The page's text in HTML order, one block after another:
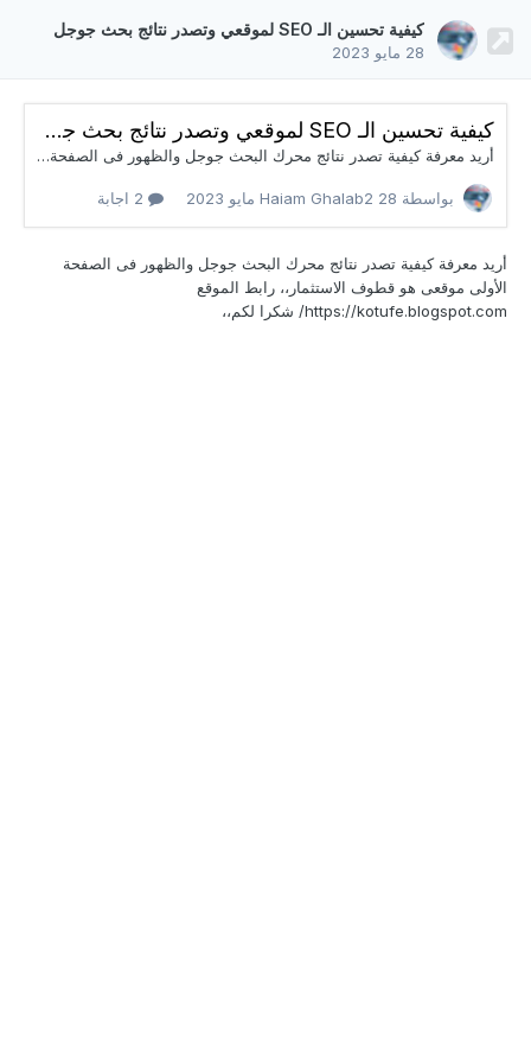
كيفية تحسين الـ SEO لموقعي وتصدر نتائج بحث جوجل
28 مايو 2023
كيفية تحسين الـ SEO لموقعي وتصدر نتائج بحث جوجل
أريد معرفة كيفية تصدر نتائج محرك البحث جوجل والظهور فى الصفحة الأولى موقعى هو قطوف الاستثمار،، رابط الموقع https://kotufe.blogspot.com/ شكرا لكم،،
بواسطة Haiam Ghalab2 28 مايو 2023
أريد معرفة كيفية تصدر نتائج محرك البحث جوجل والظهور فى الصفحة
الأولى موقعى هو قطوف الاستثمار،، رابط الموقع
https://kotufe.blogspot.com/ شكرا لكم،،